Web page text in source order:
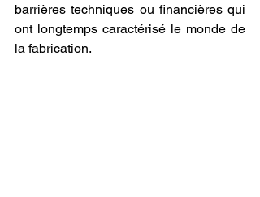
barrières techniques ou financières qui
ont longtemps caractérisé le monde de
la fabrication.